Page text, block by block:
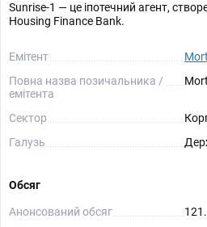
Sunrise-1 — це іпотечний агент,
Housing Finance Bank.
Емітент
Повна назва позичальника /
емітента
Сектор
Галузь
Обсяг
Анонсований обсяг